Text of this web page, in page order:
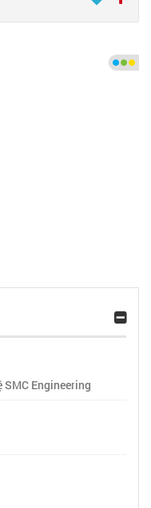
SMC Engineering